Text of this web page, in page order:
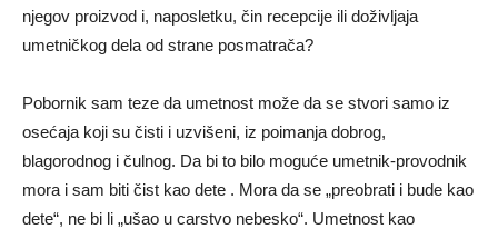
njegov proizvod i, naposletku, čin recepcije ili doživljaja
umetničkog dela od strane posmatrača?
Pobornik sam teze da umetnost može da se stvori samo iz
osećaja koji su čisti i uzvišeni, iz poimanja dobrog,
blagorodnog i čulnog. Da bi to bilo moguće umetnik-provodnik
mora i sam biti čist kao dete . Mora da se „preobrati i bude kao
dete“, ne bi li „ušao u carstvo nebesko“. Umetnost kao